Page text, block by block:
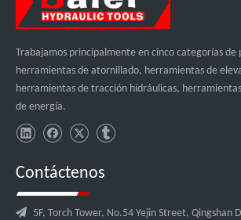
Trabajamos principalmente en cinco categorías de
herramientas de atornillado, herramientas de
herramientas de tracción hidráulicas,
de energía.
Contáctenos
 5F, Torch Tower, No.54 Yejin Street, Qingshan